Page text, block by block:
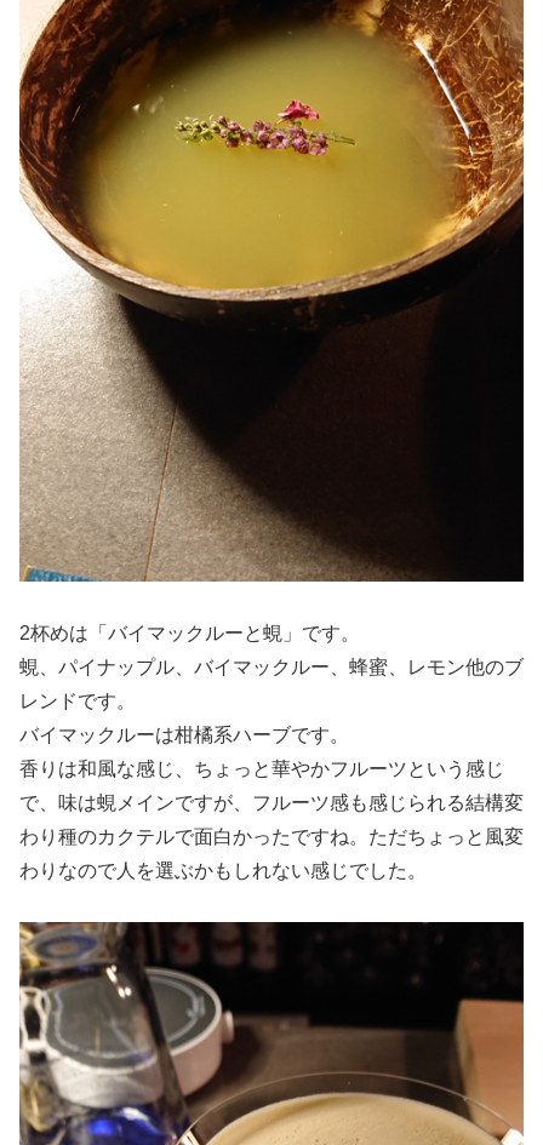
2杯めは「バイマックルーと蜆」です。
蜆、パイナップル、バイマックルー、蜂蜜、レモン他のブ
レンドです。
バイマックルーは柑橘系ハーブです。
香りは和風な感じ、ちょっと華やかフルーツという感じ
で、味は蜆メインですが、フルーツ感も感じられる結構変
わり種のカクテルで面白かったですね。ただちょっと風変
わりなので人を選ぶかもしれない感じでした。